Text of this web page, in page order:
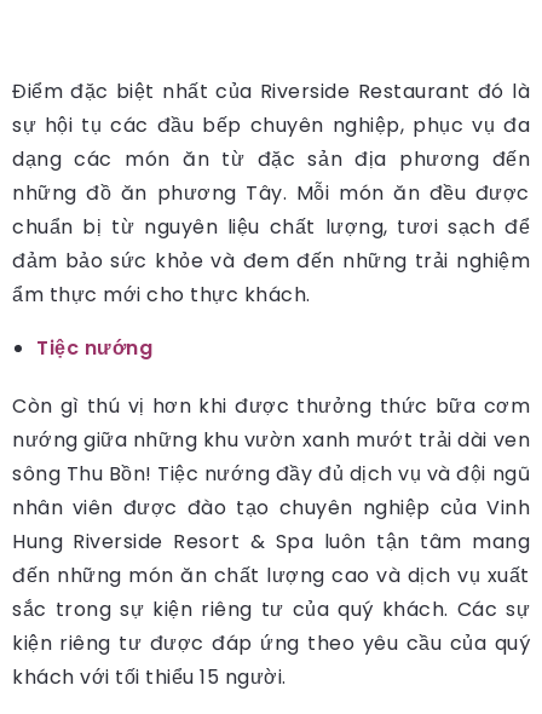
Điểm đặc biệt nhất của Riverside Restaurant đó là
sự hội tụ các đầu bếp chuyên nghiệp, phục vụ đa
dạng các món ăn từ đặc sản địa phương đến
những đồ ăn phương Tây. Mỗi món ăn đều được
chuẩn bị từ nguyên liệu chất lượng, tươi sạch để
đảm bảo sức khỏe và đem đến những trải nghiệm
ẩm thực mới cho thực khách.
Tiệc nướng
Còn gì thú vị hơn khi được thưởng thức bữa cơm
nướng giữa những khu vườn xanh mướt trải dài ven
sông Thu Bồn! Tiệc nướng đầy đủ dịch vụ và đội ngũ
nhân viên được đào tạo chuyên nghiệp của Vinh
Hung Riverside Resort & Spa luôn tận tâm mang
đến những món ăn chất lượng cao và dịch vụ xuất
sắc trong sự kiện riêng tư của quý khách. Các sự
kiện riêng tư được đáp ứng theo yêu cầu của quý
khách với tối thiểu 15 người.